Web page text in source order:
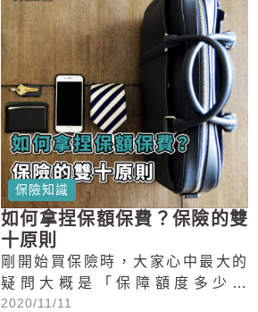
保險知識
如何拿捏保額保費？保險的雙
十原則
剛開始買保險時，大家心中最大的
疑問大概是「保障額度多少才
夠？」、「保費會不會太貴？」一
2020/11/11